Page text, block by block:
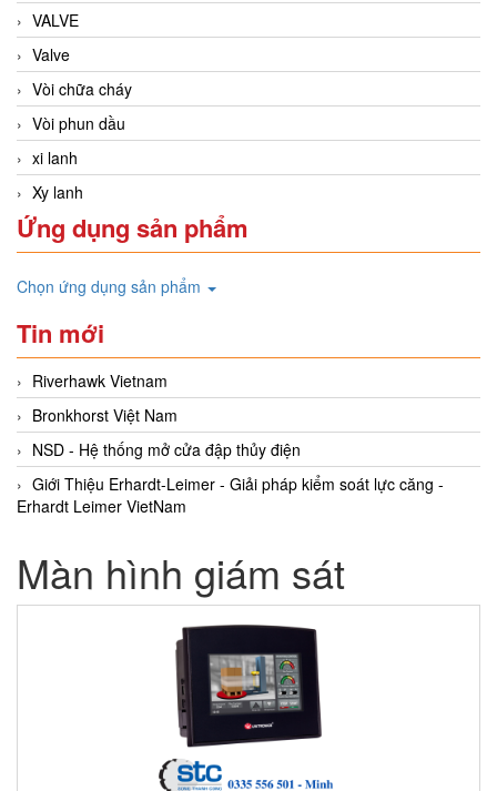
VALVE
Valve
Vòi chữa cháy
Vòi phun dầu
xi lanh
Xy lanh
Ứng dụng sản phẩm
Chọn ứng dụng sản phẩm
Tin mới
Riverhawk Vietnam
Bronkhorst Việt Nam
NSD - Hệ thống mở cửa đập thủy điện
Giới Thiệu Erhardt-Leimer - Giải pháp kiểm soát lực căng -
Erhardt Leimer VietNam
Màn hình giám sát